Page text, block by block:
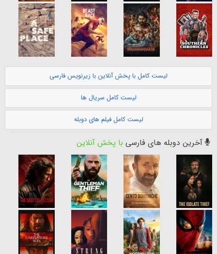
لیست کامل با پخش آنلاین با زیرنویس فارسی
لیست کامل سریال ها
لیست کامل فیلم های دوبله
آخرین دوبله های فارسی با پخش آنلاین